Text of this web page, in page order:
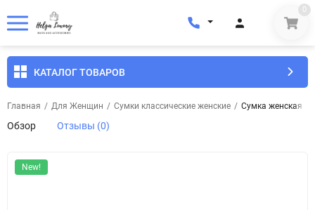
0
КАТАЛОГ ТОВАРОВ
Главная / Для Женщин / Сумки классические женские / Сумка женская
Обзор Отзывы (0)
New!